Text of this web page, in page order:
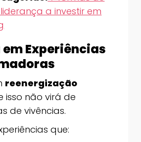
a investir em
Experiências
reenergização
isso não virá de
de vivências.
que: